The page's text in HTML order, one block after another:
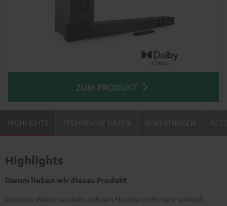
ZUM PRODUKT
HIGHLIGHTS
Highlights
Darum lieben wir dieses Produkt
Wenn die Wände wackeln und dein Nachbar nicht mehr anklopft,